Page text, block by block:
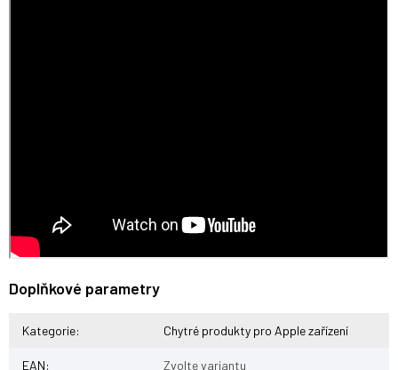
Doplňkové parametry
Kategorie: Chytré produkty pro Apple zařízení
EAN: Zvolte variantu